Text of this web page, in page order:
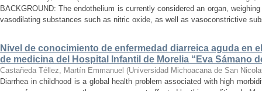
BACKGROUND: The endothelium is currently considered an organ,
vasodilating substances such as nitric oxide, as well as vasoconstrictive
Nivel de conocimiento de enfermedad diarreica aguda en
de medicina del Hospital Infantil de Morelia “Eva Sámano
Castañeda Téllez, Martín Emmanuel (Universidad Michoacana de San
Diarrhea in childhood is a global health problem associated with high